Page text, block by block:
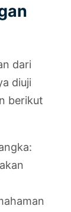
dari
diuji
berikut